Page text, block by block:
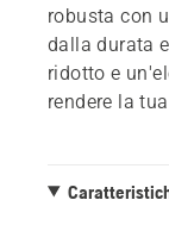
robusta con
dalla durata
ridotto e
rendere la